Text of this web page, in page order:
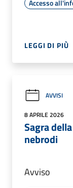
Accesso
LEGGI DI PIÙ
AVVISI
8 APRILE 2026
Sagra
nebrodi
Avviso